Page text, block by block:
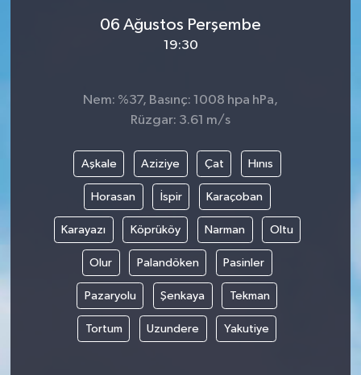
06 Ağustos Perşembe
19:30
Nem: %37, Basınç: 1008 hpa hPa,
Rüzgar: 3.61 m/s
Aşkale Aziziye Çat Hınıs
Horasan İspir Karaçoban
Karayazı Köprüköy Narman Oltu
Olur Palandöken Pasinler
Pazaryolu Şenkaya Tekman
Tortum Uzundere Yakutiye